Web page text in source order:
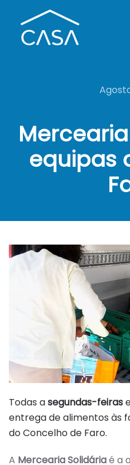
equipas
Todas asegundas-feiras
entrega de alimentos às
do Concelho de Faro.
A Mercearia Solidáriaé a